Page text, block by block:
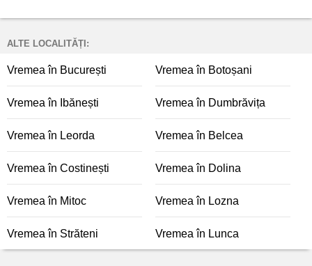
ALTE LOCALITĂȚI:
Vremea în București Vremea în Botoșani
Vremea în Ibănești Vremea în Dumbrăvița
Vremea în Leorda Vremea în Belcea
Vremea în Costinești Vremea în Dolina
Vremea în Mitoc Vremea în Lozna
Vremea în Străteni Vremea în Lunca